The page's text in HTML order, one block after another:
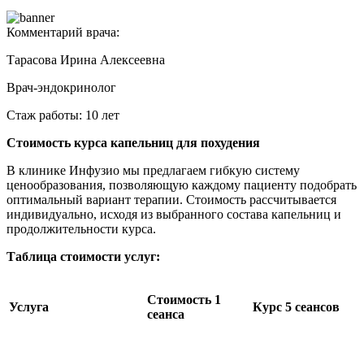
Комментарий врача:
Тарасова Ирина Алексеевна
Врач-эндокринолог
Стаж работы: 10 лет
Стоимость курса капельниц для похудения
В клинике Инфузио мы предлагаем гибкую систему
ценообразования, позволяющую каждому пациенту подобрать
оптимальный вариант терапии. Стоимость рассчитывается
индивидуально, исходя из выбранного состава капельниц и
продолжительности курса.
Таблица стоимости услуг:
Услуга
Стоимость 1
сеанса
Курс 5 сеансов